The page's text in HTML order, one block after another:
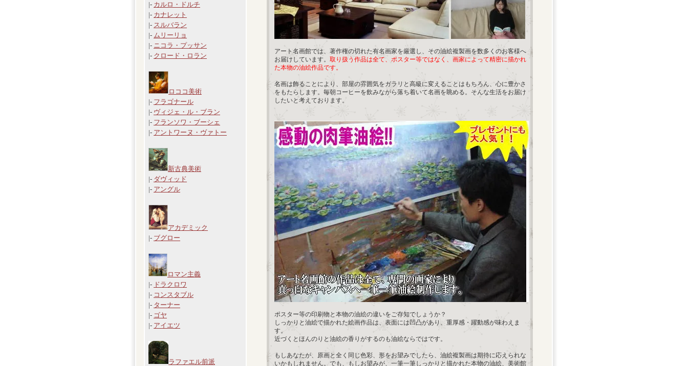
|- カルロ・ドルチ
|- カナレット
|- スルバラン
|- ムリーリョ
|- ニコラ・プッサン
|- クロード・ロラン
ロココ美術
|- フラゴナール
|- ヴィジェ・ル・ブラン
|- フランソワ・ブーシェ
|- アントワーヌ・ヴァトー
新古典美術
|- ダヴィッド
|- アングル
アカデミック
|- ブグロー
ロマン主義
|- ドラクロワ
|- コンスタブル
|- ターナー
|- ゴヤ
|- アイエツ
ラファエル前派
アート名画館では、著作権の切れた有名画家を厳選し、その油絵複製画を数多くのお客様へ
お届けしています。 取り扱う作品は全て、ポスター等ではなく、画家によって精密に描かれ
た本物の油絵作品です。
名画は飾ることにより、部屋の雰囲気をガラリと高級に変えることはもちろん、心に豊かさ
をもたらします。毎朝コーヒーを飲みながら落ち着いて名画を眺める。そんな生活をお届け
したいと考えております。
ポスター等の印刷物と本物の油絵の違いをご存知でしょうか？
しっかりと油絵で描かれた絵画作品は、表面には凹凸があり、重厚感・躍動感が味わえま
す。
近づくとほんのりと油絵の香りがするのも油絵ならではです。
もしあなたが、原画と全く同じ色彩、形をお望みでしたら、油絵複製画は期待に応えられな
いかもしれません。でも、もしお望みが、一筆一筆しっかりと描かれた本物の油絵、美術館